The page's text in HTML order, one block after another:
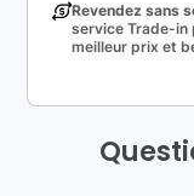
Revendez sans
service Trade-in
meilleur prix et